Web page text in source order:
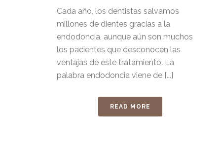
Cada año, los dentistas salvamos
millones de dientes gracias a la
endodoncia, aunque aún son muchos
los pacientes que desconocen las
ventajas de este tratamiento. La
palabra endodoncia viene de [...]
READ MORE